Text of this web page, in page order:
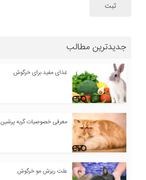
ثبت
جدیدترین مطالب
غذای مفید برای خرگوش
معرفی خصوصیات گربه پرشین
علت ریزش مو خرگوش